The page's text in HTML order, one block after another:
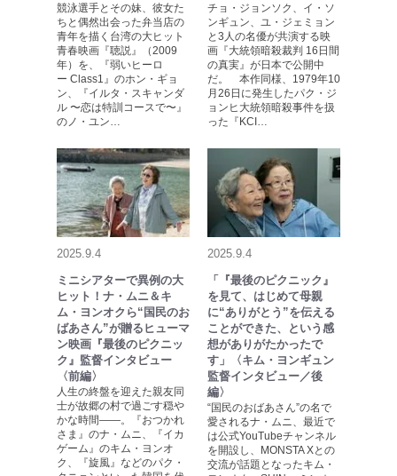
競泳選手とその妹、彼女た
ちと偶然出会った弁当店の
青年を描く台湾の大ヒット
青春映画『聴説』（2009
年）を、『弱いヒーロ
ー Class1』のホン・ギョ
ン、『イルタ・スキャンダ
ル 〜恋は特訓コースで〜』
のノ・ユン…
チョ・ジョンソク、イ・ソ
ンギュン、ユ・ジェミョン
と3人の名優が共演する映
画『大統領暗殺裁判 16日間
の真実』が日本で公開中
だ。 本作同様、1979年10
月26日に発生したパク・ジ
ョンヒ大統領暗殺事件を扱
った『KCI…
2025.9.4
ミニシアターで異例の大
ヒット！ナ・ムニ＆キ
ム・ヨンオクら“国民のお
ばあさん”が贈るヒューマ
ン映画『最後のピクニッ
ク』監督インタビュー
〈前編〉
人生の終盤を迎えた親友同
士が故郷の村で過ごす穏や
かな時間――。『おつかれ
さま』のナ・ムニ、『イカ
ゲーム』のキム・ヨンオ
ク、『旋風』などのパク・
2025.9.4
「『最後のピクニック』
を見て、はじめて母親
に“ありがとう”を伝える
ことができた、という感
想がありがたかったで
す」〈キム・ヨンギュン
監督インタビュー／後
編〉
“国民のおばあさん”の名で
愛されるナ・ムニ、最近で
は公式YouTubeチャンネル
を開設し、MONSTA Xとの
交流が話題となったキム・